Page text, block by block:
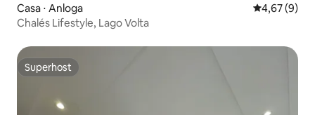
Casa ⋅ Anloga 4,67 de uma
4,67 (9)
Chalés Lifestyle, Lago Volta
Superhost
Superhost